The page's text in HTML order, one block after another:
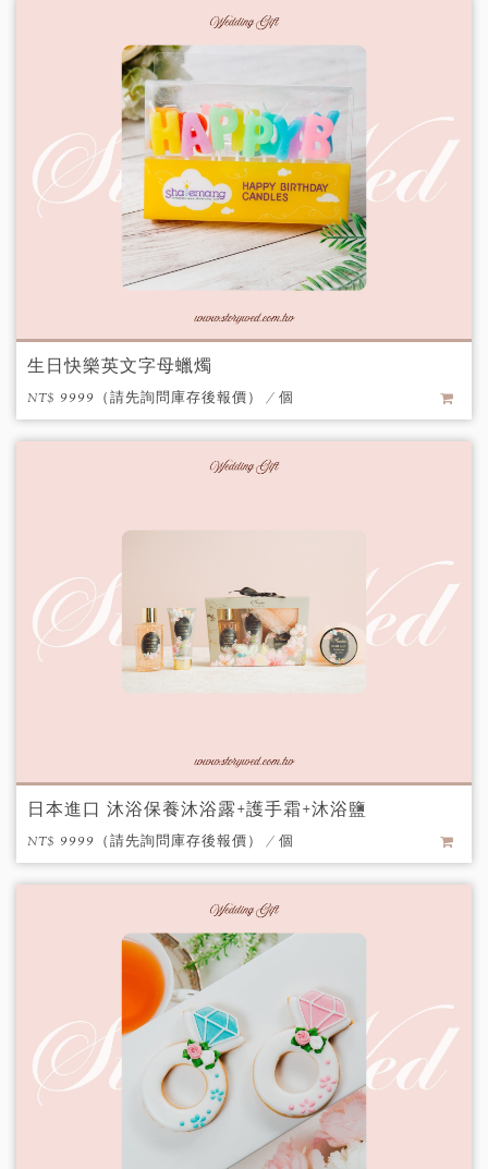
生日快樂英文字母蠟燭
NT$ 9999（請先詢問庫存後報價） / 個
日本進口 沐浴保養沐浴露+護手霜+沐浴鹽
NT$ 9999（請先詢問庫存後報價） / 個